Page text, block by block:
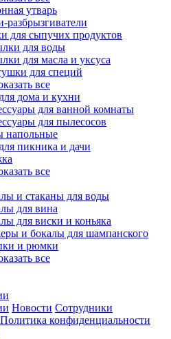
утварь
разбрызгиватели
для сыпучих продуктов
для воды
для масла и уксуса
для специй
все
дома и кухни
для ванной комнаты
для пылесосов
напольные
пикника и дачи
все
и стаканы для воды
для вина
для виски и коньяка
и бокалы для шампанского
и рюмки
все
Новости Сотрудники
Политика конфиденциальности